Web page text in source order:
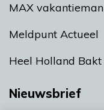
MAX vakantieman
Meldpunt Actueel
Heel Holland Bakt
Nieuwsbrief